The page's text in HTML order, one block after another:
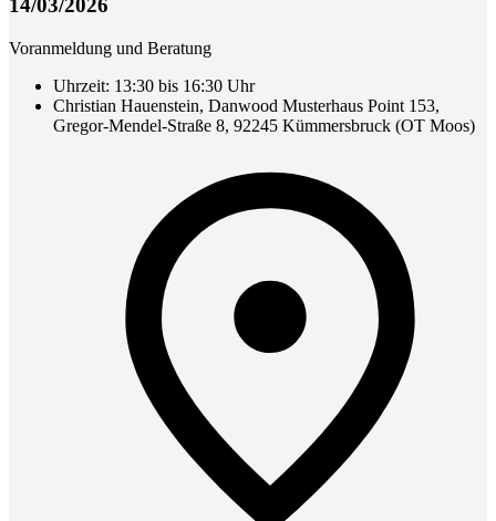
14/03/2026
Voranmeldung und Beratung
Uhrzeit: 13:30 bis 16:30 Uhr
Christian Hauenstein, Danwood Musterhaus Point 153,
Gregor-Mendel-Straße 8, 92245 Kümmersbruck (OT Moos)